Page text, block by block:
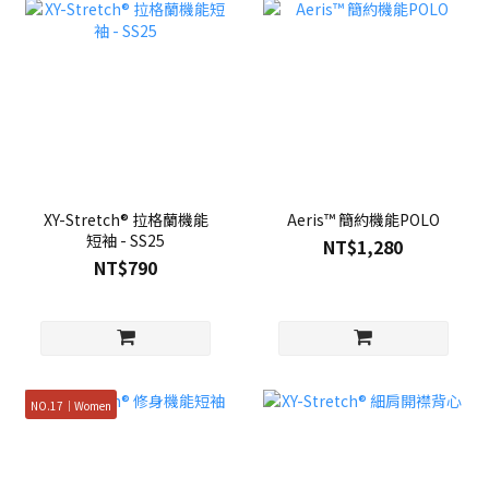
XY-Stretch® 拉格蘭機能
短袖 - SS25
NT$790
Aeris™ 簡約機能POLO
NT$1,280
NO.17｜Women